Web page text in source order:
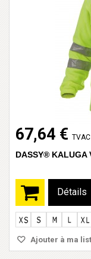
67,64 € TVAC
DASSY® KALUGA
Détails
Ajouter à ma